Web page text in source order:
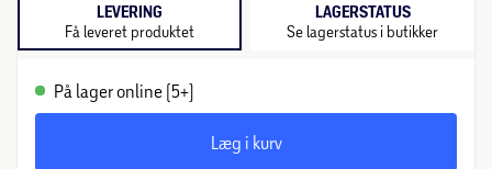
LEVERING
Få leveret produktet
LAGERSTATUS
Se lagerstatus i butikker
På lager online (5+)
Læg i kurv